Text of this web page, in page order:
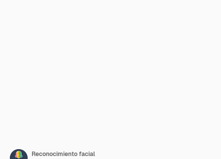
Reconocimiento facial